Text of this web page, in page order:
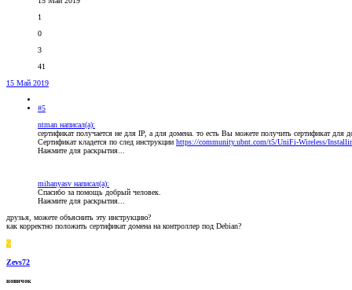
1
0
3
41
15 Май 2019
#5
ntman написал(а):
сертификат получается не для IP, а для домена. то есть Вы можете получить сертификат
Сертификат кладется по след инструкции https://community.ubnt.com/t5/UniFi-Wireless/
Нажмите для раскрытия...
mihanyasv написал(а):
Спасибо за помощь добрый человек.
Нажмите для раскрытия...
друзья, можете объяснить эту инструкцию?
как корректно положить сертификат домена на контроллер под Debian?
Z
Zevs72
новичок